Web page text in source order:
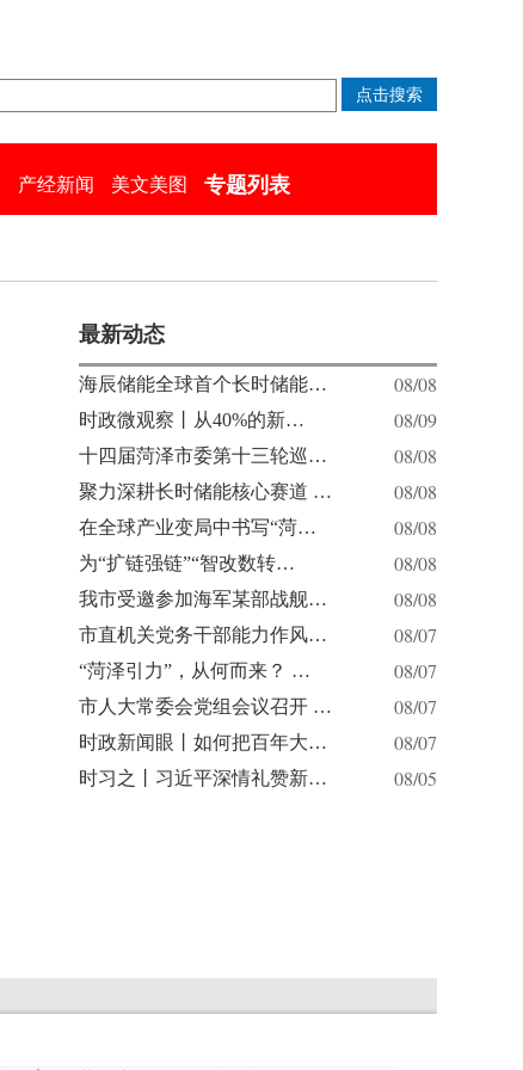
产经新闻 美文美图 专题列表
最新动态
海辰储能全球首个长时储能… 08/08
时政微观察丨从40%的新… 08/09
十四届菏泽市委第十三轮巡… 08/08
聚力深耕长时储能核心赛道 … 08/08
在全球产业变局中书写“菏… 08/08
为“扩链强链”“智改数转… 08/08
我市受邀参加海军某部战舰… 08/08
市直机关党务干部能力作风… 08/07
“菏泽引力”，从何而来？ … 08/07
市人大常委会党组会议召开 … 08/07
时政新闻眼丨如何把百年大… 08/07
时习之丨习近平深情礼赞新… 08/05